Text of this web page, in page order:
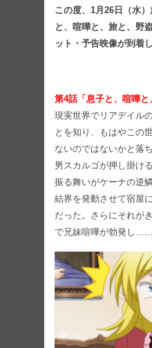
この度、1月26日（水
と、喧嘩と、旅と、野
ット・予告映像が到着
第4話「息子と、喧嘩と
現実世界でリアデイル
とを知り、もはやこの
ないのではないかと落
男スカルゴが押し掛け
振る舞いがケーナの逆
結界を発動させて宿屋
だった。さらにそれが
で兄妹喧嘩が勃発し